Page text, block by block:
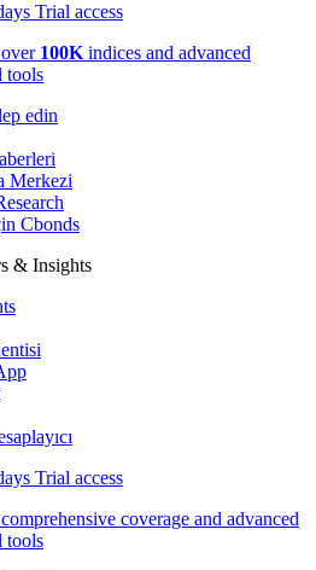
Trial access
100K indices and advanced
tools
edin
Merkezi
Cbonds
& Insights
Trial access
coverage and advanced
tools